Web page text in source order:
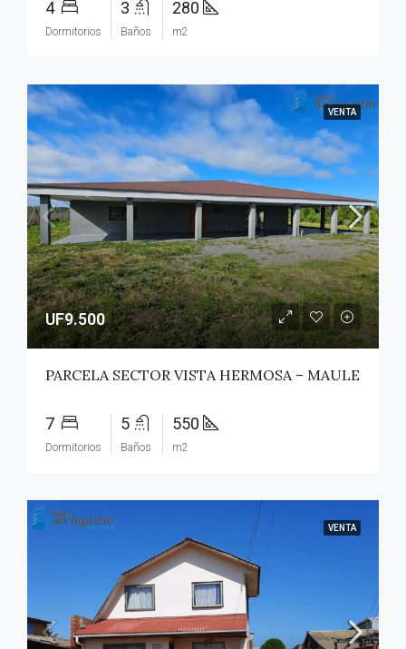
4
Dormitorios
3
Baños
280
m2
VENTA
UF9.500
PARCELA SECTOR VISTA HERMOSA – MAULE
7
Dormitorios
5
Baños
550
m2
VENTA